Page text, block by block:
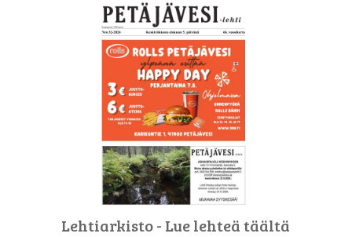
Lehtiarkisto - Lue lehteä täältä